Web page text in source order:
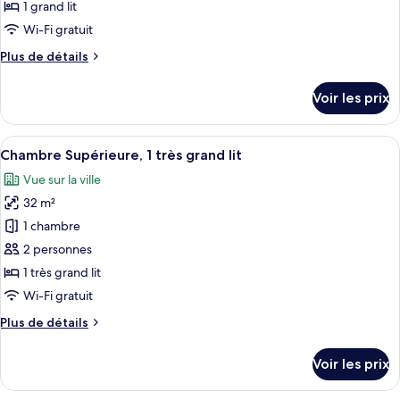
de
chambre :
Chambre
1 grand lit
Wi-Fi gratuit
Plus de détails
Plus
le
type
de
Chambre
Standard
Voir les prix
Afficher
toutes
les
photos
pour
ce
type
de
chambre :
Chambre
très
Chambre Supérieure, 1 très grand
9
Chambre Supérieure, 1 très grand lit
Vue sur la ville
32 m²
1 chambre
2 personnes
1 très grand lit
Wi-Fi gratuit
Plus de détails
Plus
le
Voir les prix